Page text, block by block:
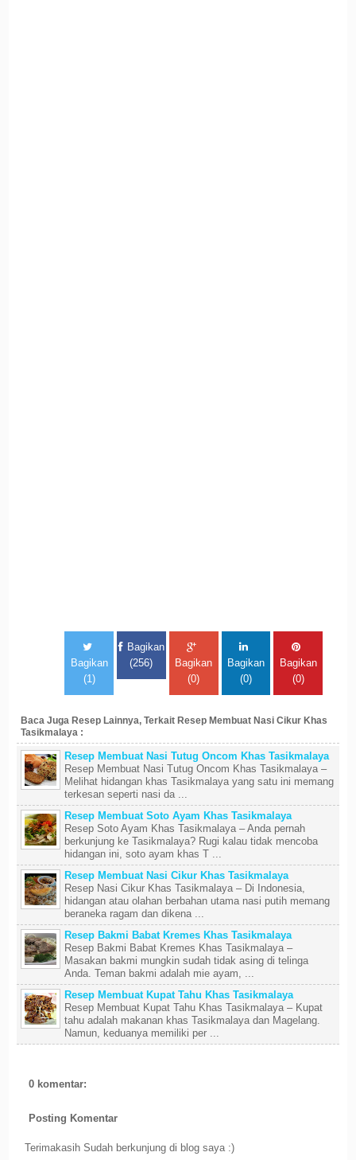
Bagikan
(1)
Bagikan
(256)
Bagikan
(0)
Bagikan
(0)
Bagikan
(0)
Baca Juga Resep Lainnya, Terkait Resep Membuat Nasi Cikur Khas
Tasikmalaya :
Resep Membuat Nasi Tutug Oncom Khas Tasikmalaya
Resep Membuat Nasi Tutug Oncom Khas Tasikmalaya –
Melihat hidangan khas Tasikmalaya yang satu ini memang
terkesan seperti nasi da ...
Resep Membuat Soto Ayam Khas Tasikmalaya
Resep Soto Ayam Khas Tasikmalaya – Anda pernah
berkunjung ke Tasikmalaya? Rugi kalau tidak mencoba
hidangan ini, soto ayam khas T ...
Resep Membuat Nasi Cikur Khas Tasikmalaya
Resep Nasi Cikur Khas Tasikmalaya – Di Indonesia,
hidangan atau olahan berbahan utama nasi putih memang
beraneka ragam dan dikena ...
Resep Bakmi Babat Kremes Khas Tasikmalaya
Resep Bakmi Babat Kremes Khas Tasikmalaya –
Masakan bakmi mungkin sudah tidak asing di telinga
Anda. Teman bakmi adalah mie ayam, ...
Resep Membuat Kupat Tahu Khas Tasikmalaya
Resep Membuat Kupat Tahu Khas Tasikmalaya – Kupat
tahu adalah makanan khas Tasikmalaya dan Magelang.
Namun, keduanya memiliki per ...
0 komentar:
Posting Komentar
Terimakasih Sudah berkunjung di blog saya :)